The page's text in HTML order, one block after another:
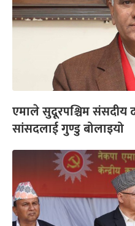
एमाले सुदूरपश्चिम
सांसदलाई गुण्डु बोलाइयो